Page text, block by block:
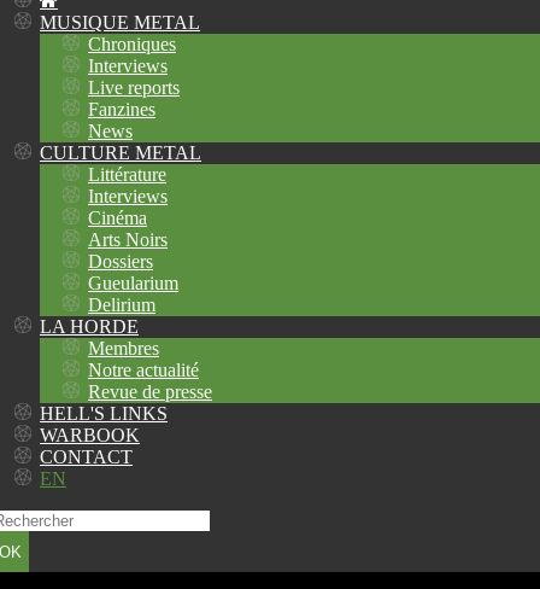
MUSIQUE METAL
Chroniques
Interviews
Live reports
Fanzines
News
CULTURE METAL
Littérature
Interviews
Cinéma
Arts Noirs
Dossiers
Gueularium
Delirium
LA HORDE
Membres
Notre actualité
Revue de presse
HELL'S LINKS
WARBOOK
CONTACT
EN
OK